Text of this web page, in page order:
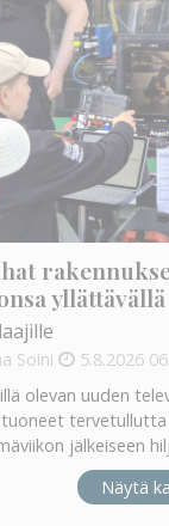
Soini 5.8.2026
olevan uuden
tervetullutta
jälkeiseen
Näytä